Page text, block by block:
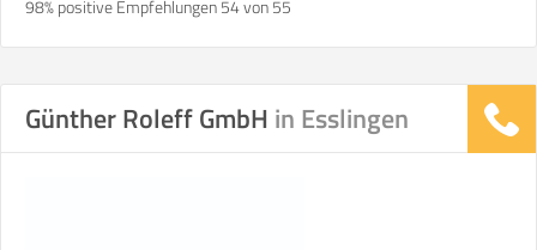
98% positive Empfehlungen 54 von 55
Günther Roleff GmbH in Esslingen